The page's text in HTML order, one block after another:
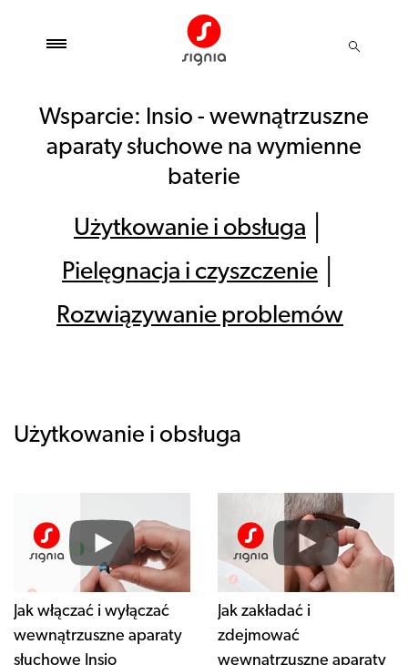
Wsparcie: Insio - wewnątrzuszne
aparaty słuchowe na wymienne
baterie
Użytkowanie i obsługa
Pielęgnacja i czyszczenie
Rozwiązywanie problemów
Użytkowanie i obsługa
Jak włączać i wyłączać
wewnątrzuszne aparaty
słuchowe Insio
Jak zakładać i
zdejmować
wewnątrzuszne aparaty